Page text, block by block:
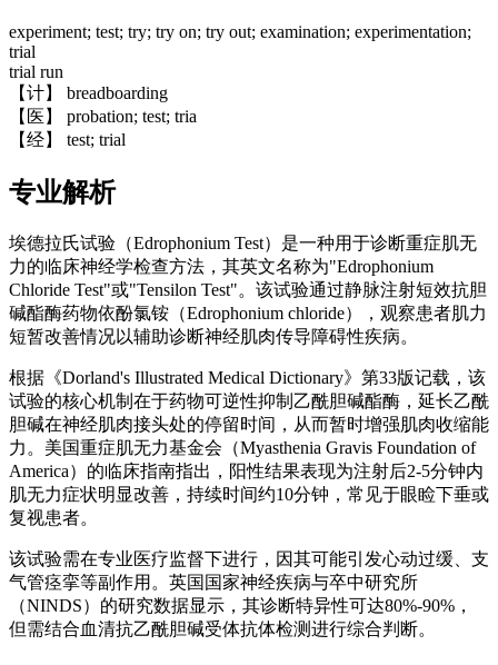
experiment; test; try; try on; try out; examination; experimentation;
trial
trial run
【计】 breadboarding
【医】 probation; test; tria
【经】 test; trial
专业解析
埃德拉氏试验（Edrophonium Test）是一种用于诊断重症肌无
力的临床神经学检查方法，其英文名称为"Edrophonium
Chloride Test"或"Tensilon Test"。该试验通过静脉注射短效抗胆
碱酯酶药物依酚氯铵（Edrophonium chloride），观察患者肌力
短暂改善情况以辅助诊断神经肌肉传导障碍性疾病。
根据《Dorland's Illustrated Medical Dictionary》第33版记载，该
试验的核心机制在于药物可逆性抑制乙酰胆碱酯酶，延长乙酰
胆碱在神经肌肉接头处的停留时间，从而暂时增强肌肉收缩能
力。美国重症肌无力基金会（Myasthenia Gravis Foundation of
America）的临床指南指出，阳性结果表现为注射后2-5分钟内
肌无力症状明显改善，持续时间约10分钟，常见于眼睑下垂或
复视患者。
该试验需在专业医疗监督下进行，因其可能引发心动过缓、支
气管痉挛等副作用。英国国家神经疾病与卒中研究所
（NINDS）的研究数据显示，其诊断特异性可达80%-90%，
但需结合血清抗乙酰胆碱受体抗体检测进行综合判断。